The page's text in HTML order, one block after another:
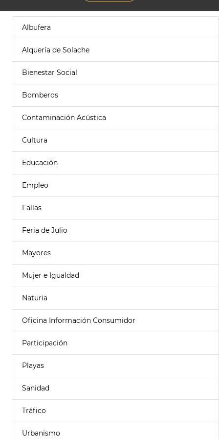
Albufera
Alquería de Solache
Bienestar Social
Bomberos
Contaminación Acústica
Cultura
Educación
Empleo
Fallas
Feria de Julio
Mayores
Mujer e Igualdad
Naturia
Oficina Información Consumidor
Participación
Playas
Sanidad
Tráfico
Urbanismo